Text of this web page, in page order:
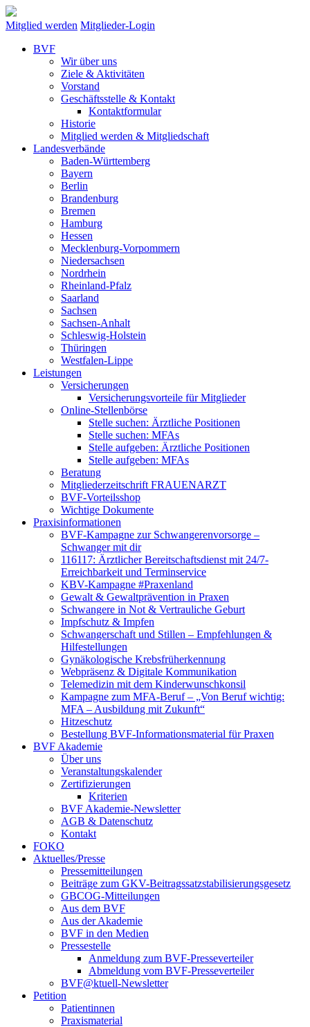
Mitglied werden Mitglieder-Login
BVF
Wir über uns
Ziele & Aktivitäten
Vorstand
Geschäftsstelle & Kontakt
Kontaktformular
Historie
Mitglied werden & Mitgliedschaft
Landesverbände
Baden-Württemberg
Bayern
Berlin
Brandenburg
Bremen
Hamburg
Hessen
Mecklenburg-Vorpommern
Niedersachsen
Nordrhein
Rheinland-Pfalz
Saarland
Sachsen
Sachsen-Anhalt
Schleswig-Holstein
Thüringen
Westfalen-Lippe
Leistungen
Versicherungen
Versicherungsvorteile für Mitglieder
Online-Stellenbörse
Stelle suchen: Ärztliche Positionen
Stelle suchen: MFAs
Stelle aufgeben: Ärztliche Positionen
Stelle aufgeben: MFAs
Beratung
Mitgliederzeitschrift FRAUENARZT
BVF-Vorteilsshop
Wichtige Dokumente
Praxisinformationen
BVF-Kampagne zur Schwangerenvorsorge –
Schwanger mit dir
116117: Ärztlicher Bereitschaftsdienst mit 24/7-
Erreichbarkeit und Terminservice
KBV-Kampagne #Praxenland
Gewalt & Gewaltprävention in Praxen
Schwangere in Not & Vertrauliche Geburt
Impfschutz & Impfen
Schwangerschaft und Stillen – Empfehlungen &
Hilfestellungen
Gynäkologische Krebsfrüherkennung
Webpräsenz & Digitale Kommunikation
Telemedizin mit dem Kinderwunschkonsil
Kampagne zum MFA-Beruf – „Von Beruf wichtig:
MFA – Ausbildung mit Zukunft“
Hitzeschutz
Bestellung BVF-Informationsmaterial für Praxen
BVF Akademie
Über uns
Veranstaltungskalender
Zertifizierungen
Kriterien
BVF Akademie-Newsletter
AGB & Datenschutz
Kontakt
FOKO
Aktuelles/Presse
Pressemitteilungen
Beiträge zum GKV-Beitragssatzstabilisierungsgesetz
GBCOG-Mitteilungen
Aus dem BVF
Aus der Akademie
BVF in den Medien
Pressestelle
Anmeldung zum BVF-Presseverteiler
Abmeldung vom BVF-Presseverteiler
BVF@ktuell-Newsletter
Petition
Patientinnen
Praxismaterial